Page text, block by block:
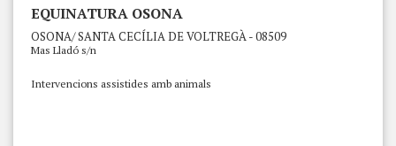
EQUINATURA OSONA
OSONA/ SANTA CECÍLIA DE VOLTREGÀ - 08509
Mas Lladó s/n
Intervencions assistides amb animals